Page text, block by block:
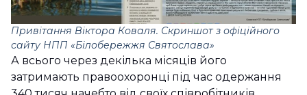
Привітання Віктора Коваля. Скриншот з офіційного
сайту НПП «Білобережжя Святослава»
А всього через декілька місяців його
затримають правоохоронці під час одержання